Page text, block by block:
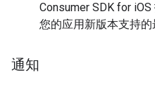
Consumer SDK for
您的应用新版本支持的
通知